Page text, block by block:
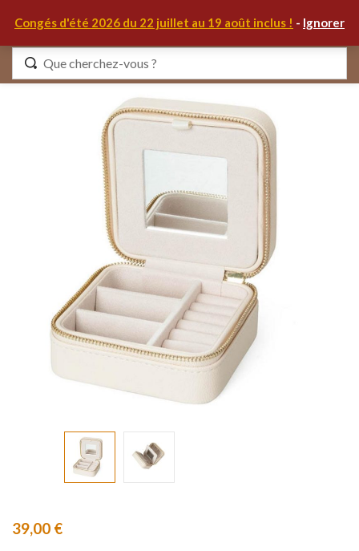
Congés d'été 2026 du 22 juillet au 19 août inclus ! - Ignorer
39,00 €
Identifiez-vous
Se souvenir de moi Mot de passe oublié ?
S'IDENTIFIER
MON COMPTE